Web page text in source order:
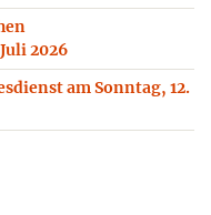
2026
am Sonntag, 12.